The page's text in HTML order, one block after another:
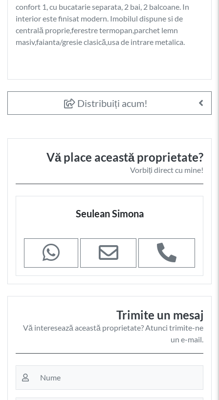
confort 1, cu bucatarie separata, 2 bai, 2 balcoane. In
interior este finisat modern. Imobilul dispune si de
centrală proprie,ferestre termopan,parchet lemn
masiv,faianta/gresie clasică,usa de intrare metalica.
Distribuiți acum!
Vă place această proprietate?
Vorbiți direct cu mine!
Seulean Simona
Trimite un mesaj
Vă interesează această proprietate? Atunci trimite-ne
un e-mail.